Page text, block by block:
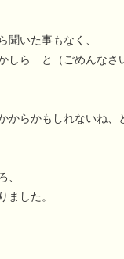
聞いた事もなく、
しら…と（ごめんなさ
からかもしれないね、
、
ました。